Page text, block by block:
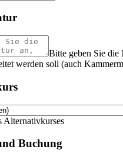
Bitte geben Sie die
werden soll (auch
Alternativkurses
Buchung